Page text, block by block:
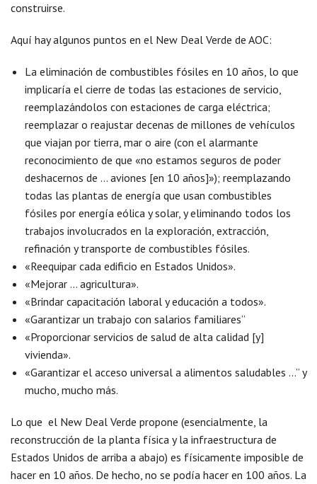
construirse.
Aquí hay algunos puntos en el New Deal Verde de AOC:
La eliminación de combustibles fósiles en 10 años, lo que
implicaría el cierre de todas las estaciones de servicio,
reemplazándolos con estaciones de carga eléctrica;
reemplazar o reajustar decenas de millones de vehículos
que viajan por tierra, mar o aire (con el alarmante
reconocimiento de que «no estamos seguros de poder
deshacernos de … aviones [en 10 años]»); reemplazando
todas las plantas de energía que usan combustibles
fósiles por energía eólica y solar, y eliminando todos los
trabajos involucrados en la exploración, extracción,
refinación y transporte de combustibles fósiles.
«Reequipar cada edificio en Estados Unidos».
«Mejorar … agricultura».
«Brindar capacitación laboral y educación a todos».
«Garantizar un trabajo con salarios familiares”
«Proporcionar servicios de salud de alta calidad [y]
vivienda».
«Garantizar el acceso universal a alimentos saludables …” y
mucho, mucho más.
Lo que el New Deal Verde propone (esencialmente, la
reconstrucción de la planta física y la infraestructura de
Estados Unidos de arriba a abajo) es físicamente imposible de
hacer en 10 años. De hecho, no se podía hacer en 100 años. La